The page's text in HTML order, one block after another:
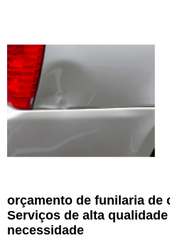
orçamento de funilaria de
Serviços de alta
necessidade